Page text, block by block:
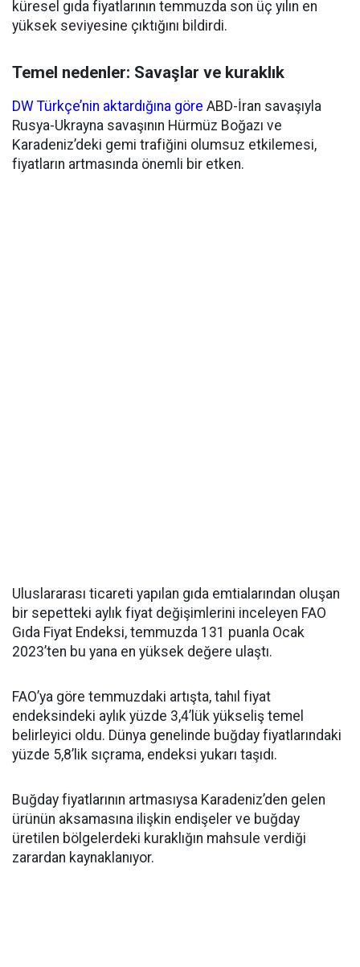
küresel gıda fiyatlarının temmuzda son üç yılın en
yüksek seviyesine çıktığını bildirdi.
Temel nedenler: Savaşlar ve kuraklık
DW Türkçe’nin aktardığına göre ABD-İran savaşıyla
Rusya-Ukrayna savaşının Hürmüz Boğazı ve
Karadeniz’deki gemi trafiğini olumsuz etkilemesi,
fiyatların artmasında önemli bir etken.
Uluslararası ticareti yapılan gıda emtialarından oluşan
bir sepetteki aylık fiyat değişimlerini inceleyen FAO
Gıda Fiyat Endeksi, temmuzda 131 puanla Ocak
2023’ten bu yana en yüksek değere ulaştı.
FAO’ya göre temmuzdaki artışta, tahıl fiyat
endeksindeki aylık yüzde 3,4’lük yükseliş temel
belirleyici oldu. Dünya genelinde buğday fiyatlarındaki
yüzde 5,8’lik sıçrama, endeksi yukarı taşıdı.
Buğday fiyatlarının artmasıysa Karadeniz’den gelen
ürünün aksamasına ilişkin endişeler ve buğday
üretilen bölgelerdeki kuraklığın mahsule verdiği
zarardan kaynaklanıyor.